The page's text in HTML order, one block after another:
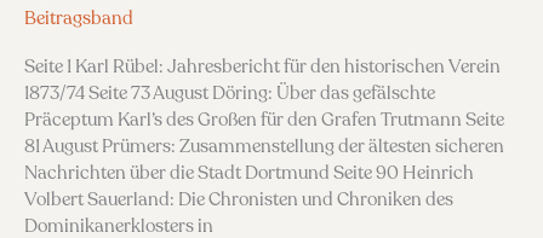
Beitragsband
Seite 1 Karl Rübel: Jahresbericht für den historischen Verein
1873/74 Seite 73 August Döring: Über das gefälschte
Präceptum Karl’s des Großen für den Grafen Trutmann Seite
81 August Prümers: Zusammenstellung der ältesten sicheren
Nachrichten über die Stadt Dortmund Seite 90 Heinrich
Volbert Sauerland: Die Chronisten und Chroniken des
Dominikanerklosters in